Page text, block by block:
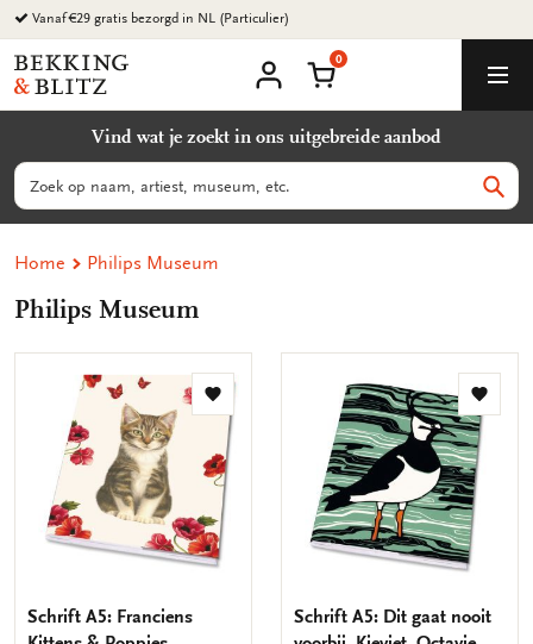
Ga
naar
content
Vanaf €29 gratis bezorgd in NL (Particulier)
Bekking
&
B.V.
account
Winkelmand
0
Vind wat je zoekt in ons uitgebreide aanbod
Zoeken
Home Philips Museum
Philips Museum
Toevoegen
aan
verlanglijst
Schrift A5: Franciens
aan
Schrift A5: Dit gaat nooit